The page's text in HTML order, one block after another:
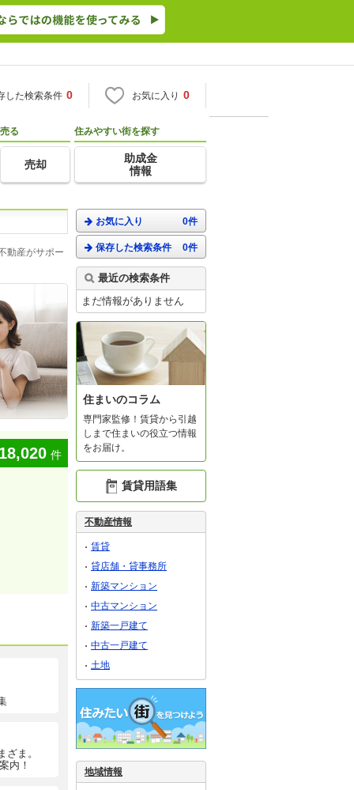
した検索条件 0 お気に入り 0
売る
売却
住みやすい街を探す
助成金
情報
動産がサポー
18,020 件
ま。
内！
お気に入り 0件
保存した検索条件 0件
最近の検索条件
まだ情報がありません
住まいのコラム
専門家監修！賃貸から引越
しまで住まいの役立つ情報
をお届け。
賃貸用語集
不動産情報
賃貸
貸店舗・貸事務所
新築マンション
中古マンション
新築一戸建て
中古一戸建て
土地
地域情報